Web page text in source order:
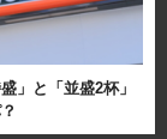
」と「並盛2杯」